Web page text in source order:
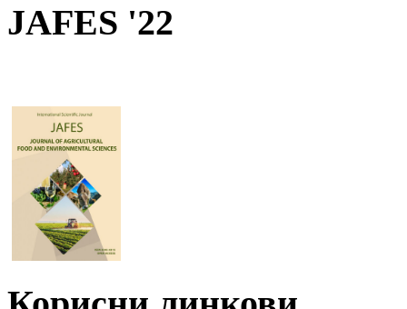
JAFES '22